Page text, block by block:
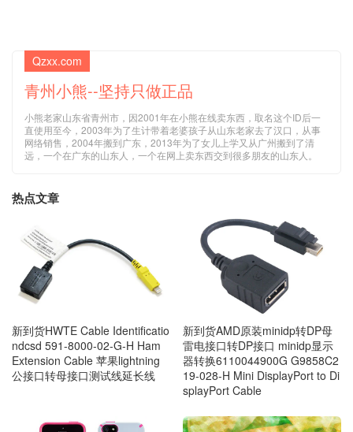
Qzxx.com
青州小熊--坚持只做正品
小熊老家山东省青州市，因2001年在小熊在线卖东西，取名这个ID后一
直使用至今，2003年为了生计带着老婆孩子从山东老家去了汉口，从事
网络销售，2004年搬到广东，2013年为了女儿上学又从广州搬到了清
远，一个在广东的山东人，一个在网上卖东西交到很多朋友的山东人。
热点文章
新到货HWTE Cable Identificatio
ndcsd 591-8000-02-G-H Ham
Extension Cable 苹果lightning
公接口转母接口测试线延长线
新到货AMD原装minidp转DP母
雷电接口转DP接口 minidp显示
器转换6110044900G G9858C2
19-028-H Mini DisplayPort to Di
splayPort Cable